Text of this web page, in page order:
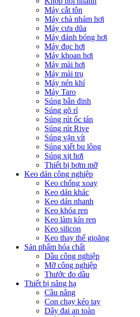
Máy cắt tôn
Máy chà nhám hơi
Máy cưa dũa
Máy đánh bóng hơi
Máy đục hơi
Máy khoan hơi
Máy mài hơi
Máy mài trụ
Máy nén khí
Máy Taro
Súng bắn đinh
Súng gõ rỉ
Súng rút ốc tán
Súng rút Rive
Súng vặn vít
Súng xiết bu lông
Súng xịt hơi
Thiết bị bơm mỡ
Keo dán công nghiệp
Keo chống xoay
Keo dán khác
Keo dán nhanh
Keo khóa ren
Keo làm kín ren
Keo silicon
Keo thay thế gioăng
Sản phẩm hóa chất
Dầu công nghiệp
Mỡ công nghiệp
Thước đo dầu
Thiết bị nâng hạ
Cầu nâng
Con chạy kéo tay
Dây đai an toàn